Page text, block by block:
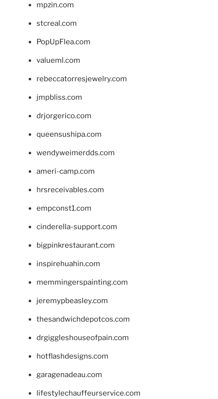
mpzin.com
stcreal.com
PopUpFlea.com
valueml.com
rebeccatorresjewelry.com
jmpbliss.com
drjorgerico.com
queensushipa.com
wendyweimerdds.com
ameri-camp.com
hrsreceivables.com
empconst1.com
cinderella-support.com
bigpinkrestaurant.com
inspirehuahin.com
memmingerspainting.com
jeremypbeasley.com
thesandwichdepotcos.com
drgiggleshouseofpain.com
hotflashdesigns.com
garagenadeau.com
lifestylechauffeurservice.com